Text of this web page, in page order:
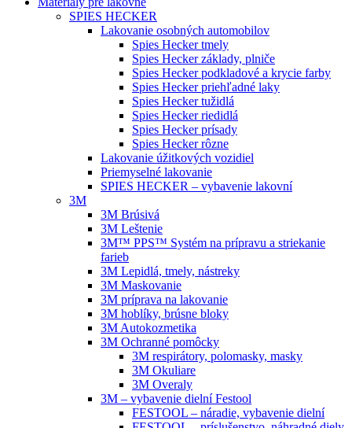
SPIES HECKER
Lakovanie osobných automobilov
Spies Hecker tmely
Spies Hecker základy, plniče
Spies Hecker podkladové a krycie farby
Spies Hecker priehľadné laky
Spies Hecker tužidlá
Spies Hecker riedidlá
Spies Hecker prísady
Spies Hecker rôzne
Lakovanie úžitkových vozidiel
Priemyselné lakovanie
SPIES HECKER – vybavenie lakovní
3M
3M Brúsivá
3M Leštenie
3M™ PPS™ Systém na prípravu a striekanie
farieb
3M Lepidlá, tmely, nástreky
3M Maskovanie
3M príprava na lakovanie
3M hoblíky, brúsne bloky
3M Autokozmetika
3M Ochranné pomôcky
3M respirátory, polomasky, masky
3M Okuliare
3M Overaly
3M – vybavenie dielní Festool
FESTOOL – náradie, vybavenie dielní